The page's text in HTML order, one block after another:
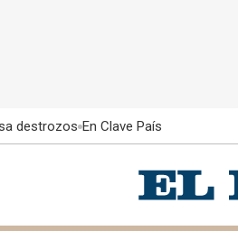
destrozos En Clave País